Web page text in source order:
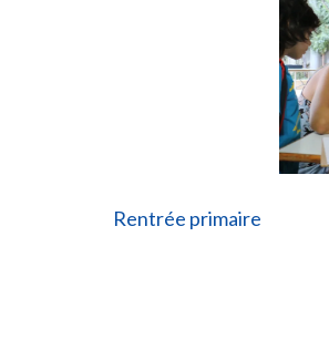
Post
Rentrée primaire